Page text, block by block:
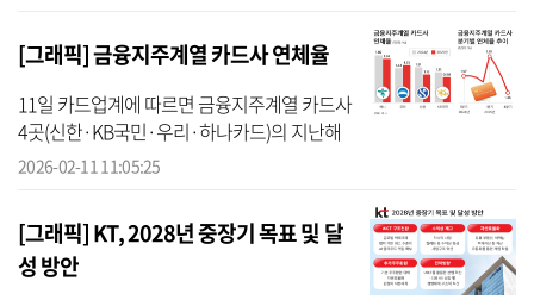
[그래픽] 금융지주계열 카드사 연체율
11일 카드업계에 따르면 금융지주계열 카드사
4곳(신한·KB국민·우리·하나카드)의 지난해
말 기준 평균 연체율은 1.36%로 집계됐다. 이
2026-02-11 11:05:25
[그래픽] KT, 2028년 중장기 목표 및 달
성 방안